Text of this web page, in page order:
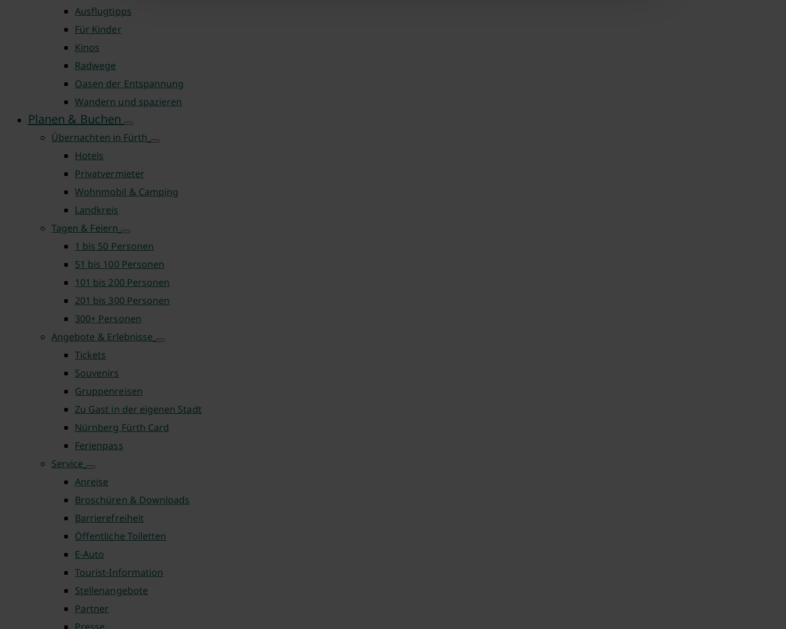
Ausflugtipps
Für Kinder
Kinos
Radwege
Oasen der Entspannung
Wandern und spazieren
Planen & Buchen
Übernachten in Fürth
Hotels
Privatvermieter
Wohnmobil & Camping
Landkreis
Tagen & Feiern
1 bis 50 Personen
51 bis 100 Personen
101 bis 200 Personen
201 bis 300 Personen
300+ Personen
Angebote & Erlebnisse
Tickets
Souvenirs
Gruppenreisen
Zu Gast in der eigenen Stadt
Nürnberg Fürth Card
Ferienpass
Service
Anreise
Broschüren & Downloads
Barrierefreiheit
Öffentliche Toiletten
E-Auto
Tourist-Information
Stellenangebote
Partner